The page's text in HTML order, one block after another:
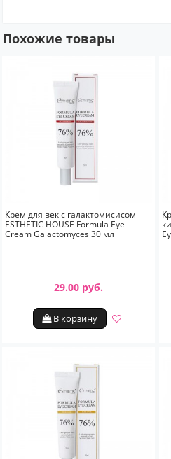
Похожие товары
Крем для век с галактомисисом
ESTHETIC HOUSE Formula Eye
Cream Galactomyces 30 мл
29.00 руб.
В корзину